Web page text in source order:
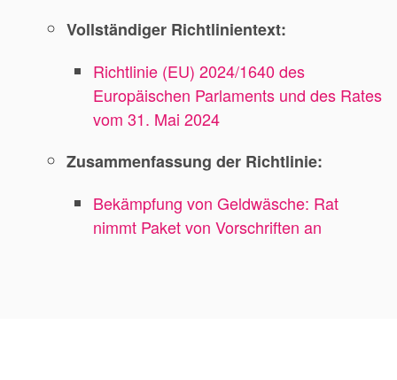
Vollständiger Richtlinientext:
Richtlinie (EU) 2024/1640 des
Europäischen Parlaments und des Rates
vom 31. Mai 2024
Zusammenfassung der Richtlinie:
Bekämpfung von Geldwäsche: Rat
nimmt Paket von Vorschriften an